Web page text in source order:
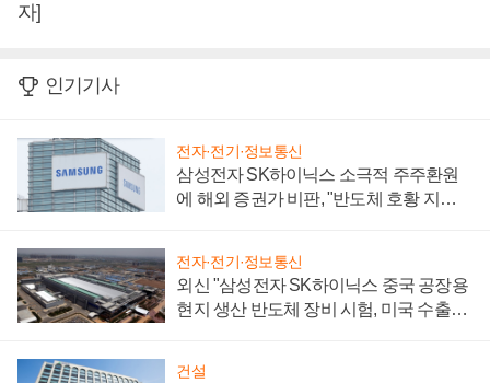
자]
인기기사
전자·전기·정보통신
삼성전자 SK하이닉스 소극적 주주환원
에 해외 증권가 비판, "반도체 호황 지속
전자·전기·정보통신
외신 "삼성전자 SK하이닉스 중국 공장용
현지 생산 반도체 장비 시험, 미국 수출통
건설